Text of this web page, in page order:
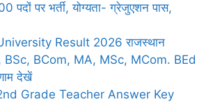
पदों पर भर्ती, योग्यता- ग्रेजुएशन पास,
Result 2026 राजस्थान
BSc, BCom, MA, MSc, MCom. BEd
देखें
Grade Teacher Answer Key